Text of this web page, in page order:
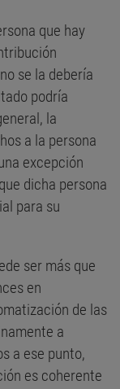
que hay
se la debería
podría
la
a la persona
excepción
dicha persona
para su
ser más que
en
de las
a
a ese punto,
es coherente